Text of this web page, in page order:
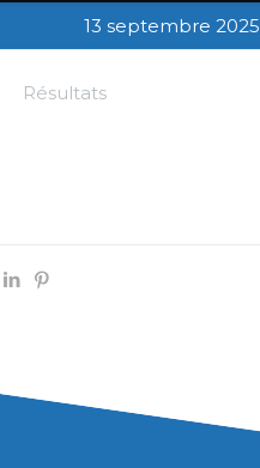
13 septembre 2025
Résultats